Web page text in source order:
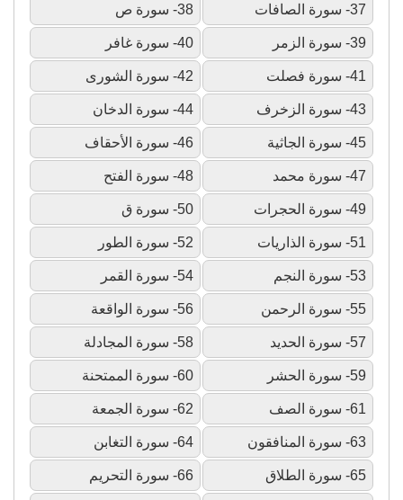
37- سورة الصافات 38- سورة ص
39- سورة الزمر 40- سورة غافر
41- سورة فصلت 42- سورة الشورى
43- سورة الزخرف 44- سورة الدخان
45- سورة الجاثية 46- سورة الأحقاف
47- سورة محمد 48- سورة الفتح
49- سورة الحجرات 50- سورة ق
51- سورة الذاريات 52- سورة الطور
53- سورة النجم 54- سورة القمر
55- سورة الرحمن 56- سورة الواقعة
57- سورة الحديد 58- سورة المجادلة
59- سورة الحشر 60- سورة الممتحنة
61- سورة الصف 62- سورة الجمعة
63- سورة المنافقون 64- سورة التغابن
65- سورة الطلاق 66- سورة التحريم